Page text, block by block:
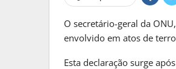
O secretário-geral da
envolvido em atos de
Esta declaração surge
Frente